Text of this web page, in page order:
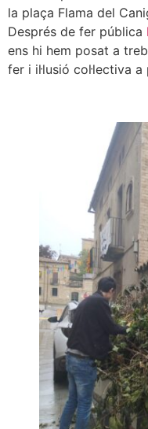
la plaça Flama del
Després de fer pública
ens hi hem posat a
fer i il·lusió col·lectiva